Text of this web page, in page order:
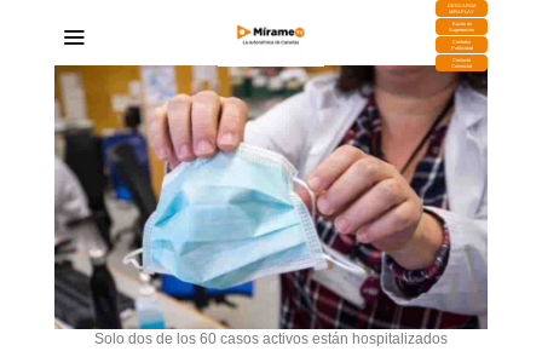
DESCARGA
MIRAPLAY
Buzón de
Sugerencias
Contratar
Publicidad
Contacto
Comercial
Solo dos de los 60 casos activos están hospitalizados